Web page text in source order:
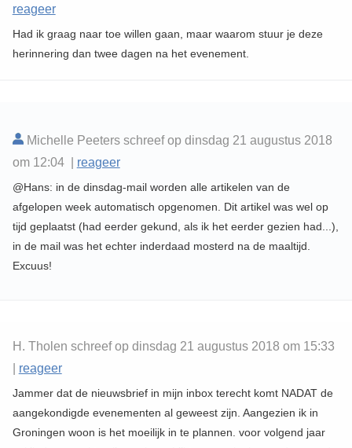
reageer
Had ik graag naar toe willen gaan, maar waarom stuur je deze
herinnering dan twee dagen na het evenement.
Michelle Peeters schreef op dinsdag 21 augustus 2018
om 12:04 | reageer
@Hans: in de dinsdag-mail worden alle artikelen van de
afgelopen week automatisch opgenomen. Dit artikel was wel op
tijd geplaatst (had eerder gekund, als ik het eerder gezien had...),
in de mail was het echter inderdaad mosterd na de maaltijd.
Excuus!
H. Tholen schreef op dinsdag 21 augustus 2018 om 15:33
reageer
Jammer dat de nieuwsbrief in mijn inbox terecht komt NADAT de
aangekondigde evenementen al geweest zijn. Aangezien ik in
Groningen woon is het moeilijk in te plannen. voor volgend jaar